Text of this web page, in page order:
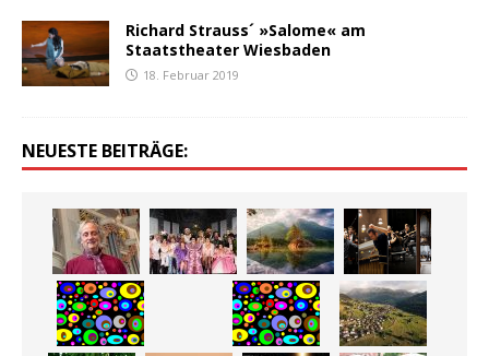
Richard Strauss´ »Salome« am
Staatstheater Wiesbaden
18. Februar 2019
NEUESTE BEITRÄGE: